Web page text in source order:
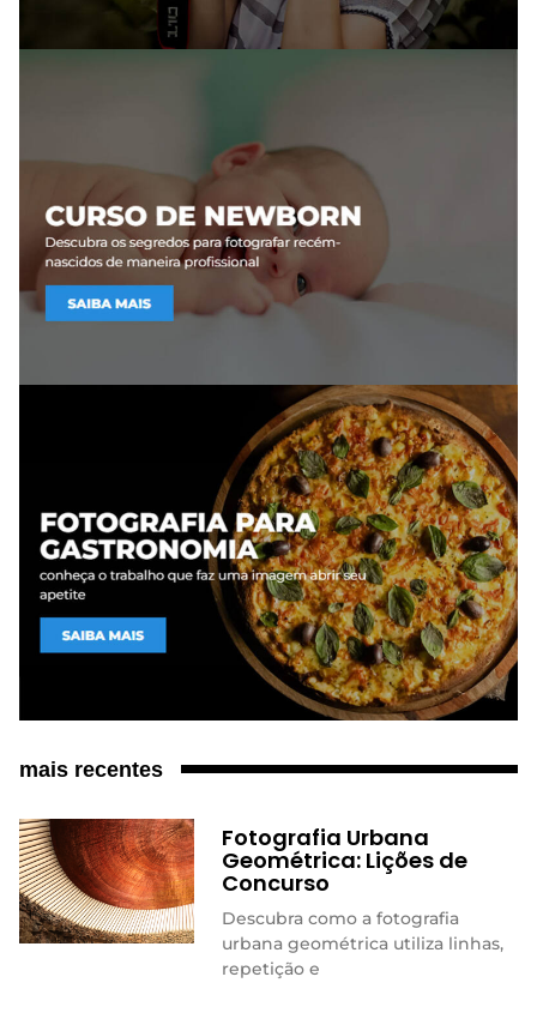
mais recentes
Fotografia Urbana
Geométrica: Lições de
Concurso
Descubra como a fotografia
urbana geométrica utiliza linhas,
repetição e